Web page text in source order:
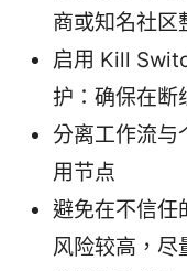
商或知名社区
启用 Kill
护：确保在断
分离工作流与
用节点
避免在不信任
风险较高，尽